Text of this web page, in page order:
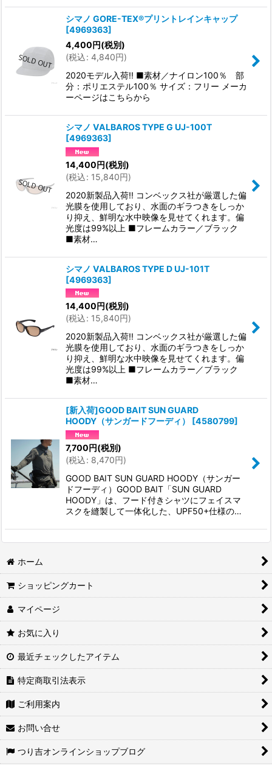
シマノ GORE-TEX®プリントレインキャップ
[4969363]
4,400円(税別)
(税込: 4,840円)
2020モデル入荷!! ■素材／ナイロン100％ 部
分：ポリエステル100％ サイズ：フリー メーカ
ーページはこちらから
シマノ VALBAROS TYPE G UJ-100T
[4969363]
14,400円(税別)
(税込: 15,840円)
2020新製品入荷!! コンベックス社が厳選した偏
光膜を使用しており、水面のギラつきをしっか
り抑え、鮮明な水中映像を見せてくれます。偏
光度は99%以上 ■フレームカラー／ブラック
■素材…
シマノ VALBAROS TYPE D UJ-101T
[4969363]
14,400 円(税別)
(税込: 15,840円)
2020新製品入荷!! コンベックス社が厳選した偏
光膜を使用しており、水面のギラつきをしっか
り抑え、鮮明な水中映像を見せてくれます。偏
光度は99%以上 ■フレームカラー／ブラック
■素材…
[新入荷]GOOD BAIT SUN GUARD
HOODY（サンガードフーディ）
[4580799]
7,700円(税別)
(税込: 8,470円)
GOOD BAIT SUN GUARD HOODY（サンガー
ドフーディ）GOOD BAIT「SUN GUARD
HOODY」は、フード付きシャツにフェイスマ
スクを縫製して一体化した、UPF50+仕様の…
ホーム
ショッピングカート
マイページ
お気に入り
最近チェックしたアイテム
特定商取引法表示
ご利用案内
お問い合せ
つり吉オンラインショップブログ